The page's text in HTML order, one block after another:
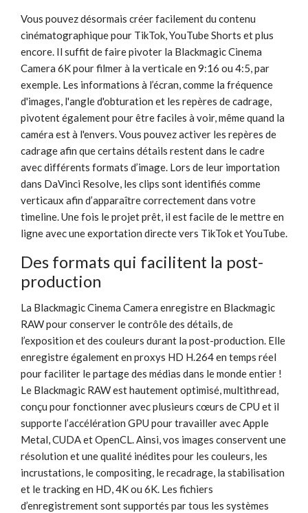
Vous pouvez désormais créer facilement du contenu
cinématographique pour TikTok, YouTube Shorts et plus
encore. Il suffit de faire pivoter la Blackmagic Cinema
Camera 6K pour filmer à la verticale en 9:16 ou 4:5, par
exemple. Les informations à l’écran, comme la fréquence
d'images, l'angle d'obturation et les repères de cadrage,
pivotent également pour être faciles à voir, même quand la
caméra est à l'envers. Vous pouvez activer les repères de
cadrage afin que certains détails restent dans le cadre
avec différents formats d’image. Lors de leur importation
dans DaVinci Resolve, les clips sont identifiés comme
verticaux afin d’apparaître correctement dans votre
timeline. Une fois le projet prêt, il est facile de le mettre en
ligne avec une exportation directe vers TikTok et YouTube.
Des formats qui facilitent la post-
production
La Blackmagic Cinema Camera enregistre en Blackmagic
RAW pour conserver le contrôle des détails, de
l’exposition et des couleurs durant la post-production. Elle
enregistre également en proxys HD H.264 en temps réel
pour faciliter le partage des médias dans le monde entier !
Le Blackmagic RAW est hautement optimisé, multithread,
conçu pour fonctionner avec plusieurs cœurs de CPU et il
supporte l’accélération GPU pour travailler avec Apple
Metal, CUDA et OpenCL. Ainsi, vos images conservent une
résolution et une qualité inédites pour les couleurs, les
incrustations, le compositing, le recadrage, la stabilisation
et le tracking en HD, 4K ou 6K. Les fichiers
d’enregistrement sont supportés par tous les systèmes